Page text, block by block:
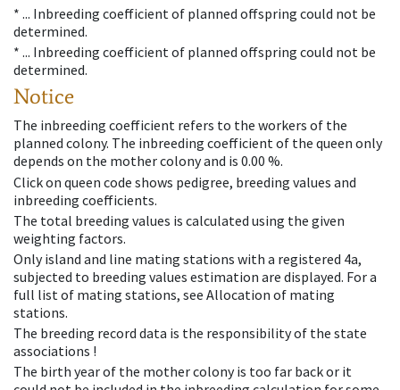
* ... Inbreeding coefficient of planned offspring could not be
determined.
* ... Inbreeding coefficient of planned offspring could not be
determined.
Notice
The inbreeding coefficient refers to the workers of the
planned colony. The inbreeding coefficient of the queen only
depends on the mother colony and is 0.00 %.
Click on queen code shows pedigree, breeding values and
inbreeding coefficients.
The total breeding values is calculated using the given
weighting factors.
Only island and line mating stations with a registered 4a,
subjected to breeding values estimation are displayed. For a
full list of mating stations, see Allocation of mating
stations.
The breeding record data is the responsibility of the state
associations !
The birth year of the mother colony is too far back or it